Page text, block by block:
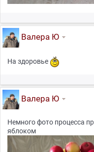
Валера Ю
На здоровье
Валера Ю
Немного фото процесса
яблоком